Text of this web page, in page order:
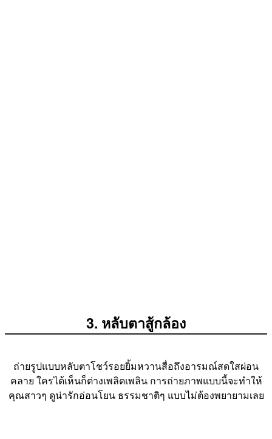
3. หลับตาสู้กล้อง
ถ่ายรูปแบบหลับตาโชว์รอยยิ้มหวานสื่อถึงอารมณ์สดใสผ่อน
คลาย ใครได้เห็นก็ต่างเพลิดเพลิน การถ่ายภาพแบบนี้จะทำให้
คุณสาวๆ ดูน่ารักอ่อนโยน ธรรมชาติๆ แบบไม่ต้องพยายามเลย